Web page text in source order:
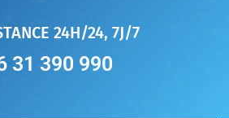
24H/24, 7J/7
31 390 990